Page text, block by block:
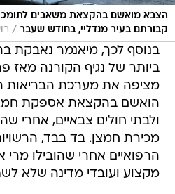
הצבא מואשם בהקצאת משאבים
קבורתם בעיר מנדליי, בחודש שעבר /
בנוסף לכך, מיאנמר נאבקת
ביותר של נגיף הקורנה מאז
מציפה את מערכת הבריאות
הואשם בהקצאת אספקת
ולבתי חולים צבאיים, אחרי
מכירת חמצן. בד בבד,
הרפואיים אחרי שהובילו
מקצוע ועובדי מדינה שלא